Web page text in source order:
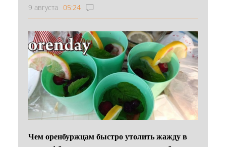
9 августа 05:24
Чем оренбуржцам быстро утолить жажду в